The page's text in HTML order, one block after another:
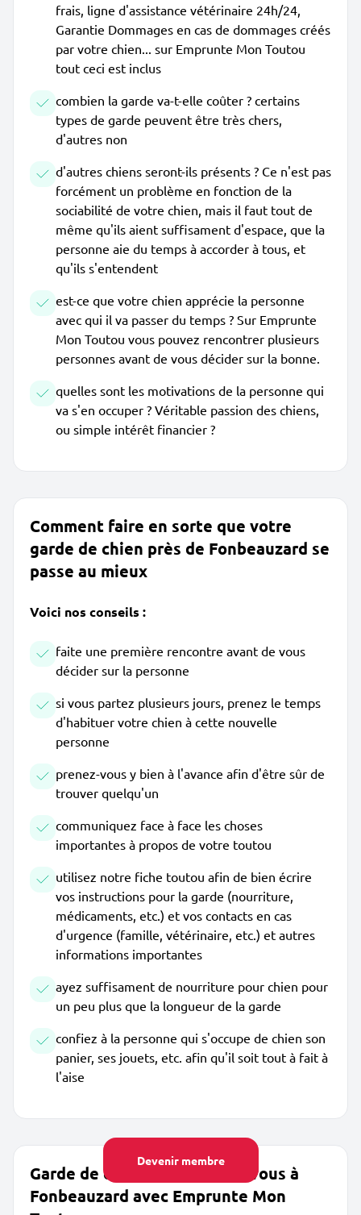
Devenir membre
frais, ligne d'assistance vétérinaire 24h/24,
Garantie Dommages en cas de dommages créés
par votre chien... sur Emprunte Mon Toutou
tout ceci est inclus
combien la garde va-t-elle coûter ? certains
types de garde peuvent être très chers,
d'autres non
d'autres chiens seront-ils présents ? Ce n'est pas
forcément un problème en fonction de la
sociabilité de votre chien, mais il faut tout de
même qu'ils aient suffisament d'espace, que la
personne aie du temps à accorder à tous, et
qu'ils s'entendent
est-ce que votre chien apprécie la personne
avec qui il va passer du temps ? Sur Emprunte
Mon Toutou vous pouvez rencontrer plusieurs
personnes avant de vous décider sur la bonne.
quelles sont les motivations de la personne qui
va s'en occuper ? Véritable passion des chiens,
ou simple intérêt financier ?
Comment faire en sorte que votre
garde de chien près de Fonbeauzard se
passe au mieux
Voici nos conseils :
faite une première rencontre avant de vous
décider sur la personne
si vous partez plusieurs jours, prenez le temps
d'habituer votre chien à cette nouvelle
personne
prenez-vous y bien à l'avance afin d'être sûr de
trouver quelqu'un
communiquez face à face les choses
importantes à propos de votre toutou
utilisez notre fiche toutou afin de bien écrire
vos instructions pour la garde (nourriture,
médicaments, etc.) et vos contacts en cas
d'urgence (famille, vétérinaire, etc.) et autres
informations importantes
ayez suffisament de nourriture pour chien pour
un peu plus que la longueur de la garde
confiez à la personne qui s'occupe de chien son
panier, ses jouets, etc. afin qu'il soit tout à fait à
l'aise
Garde de chien près de chez vous à
Fonbeauzard avec Emprunte Mon